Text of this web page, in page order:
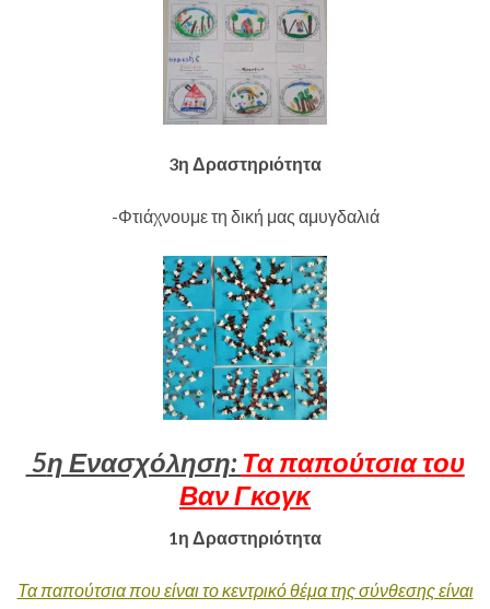
3η Δραστηριότητα
-Φτιάχνουμε τη δική μας αμυγδαλιά
5η Ενασχόληση: Τα παπούτσια του
Βαν Γκογκ
1η Δραστηριότητα
Τα παπούτσια που είναι το κεντρικό θέμα της σύνθεσης είναι